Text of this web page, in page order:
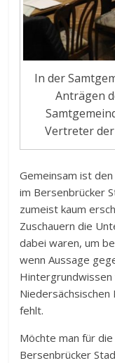
In der
Anträgen
Vertreter
Gemeinsam ist
im Bersenbrücker
zumeist kaum
Zuschauern die
dabei waren, um
wenn Aussage
Hintergrundwissen
fehlt.
Möchte man für
Bersenbrücker